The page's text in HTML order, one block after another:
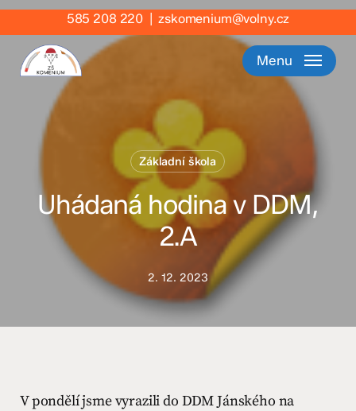
Skip
content
585 208 220 |zskomenium@volny.cz
Menu
Základní škola
Uhádaná hodina v DDM,
2.A
2. 12. 2023
V pondělí jsme vyrazili do DDM Jánského na